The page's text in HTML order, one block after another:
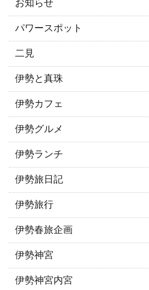
お知らせ
パワースポット
二見
伊勢と真珠
伊勢カフェ
伊勢グルメ
伊勢ランチ
伊勢旅日記
伊勢旅行
伊勢春旅企画
伊勢神宮
伊勢神宮内宮